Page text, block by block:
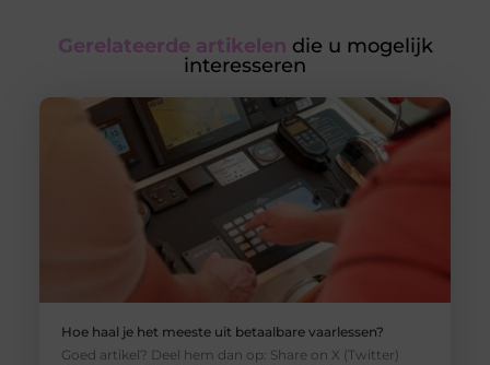
Gerelateerde artikelen die u mogelijk
interesseren
Hoe haal je het meeste uit betaalbare vaarlessen?
Goed artikel? Deel hem dan op: Share on X (Twitter)